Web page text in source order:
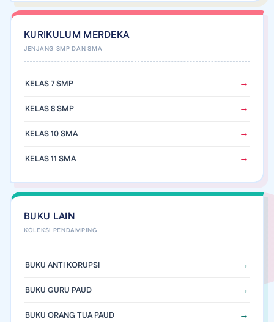
KURIKULUM MERDEKA
KELAS 7 SMP
KELAS 8 SMP
KELAS 10 SMA
KELAS 11 SMA
BUKU LAIN
BUKU ANTI KORUPSI
BUKU GURU PAUD
BUKU ORANG TUA PAUD